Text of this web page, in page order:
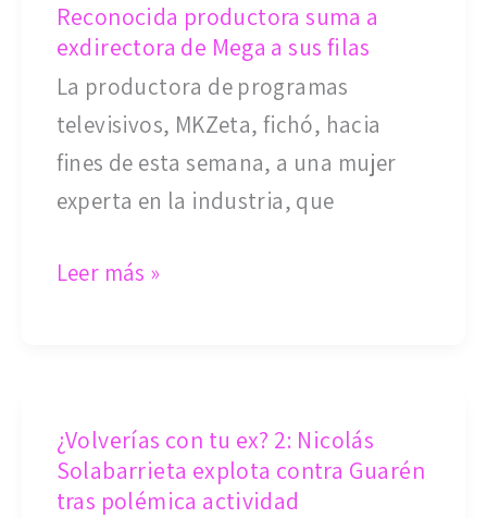
Reconocida productora suma a
exdirectora de Mega a sus filas
La productora de programas
televisivos, MKZeta, fichó, hacia
fines de esta semana, a una mujer
experta en la industria, que
suma
a
exdirectora
de
Mega
a
filas
Leer más »
¿Volverías con tu ex? 2: Nicolás
Solabarrieta explota contra Guarén
tras polémica actividad
con
tu